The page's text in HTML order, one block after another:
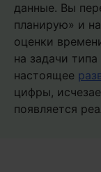
данные. Вы
планирую» и
оценки
на задачи
настоящее
цифры,
появляется